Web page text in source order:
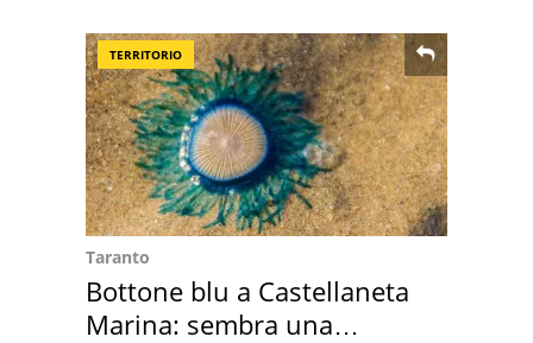
TERRITORIO
Taranto
Bottone blu a Castellaneta
Marina: sembra una